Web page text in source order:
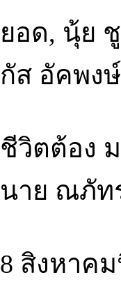
ยอด, นุ้ย
กัส อัคพง
ชีวิตต้อง
นาย ณภัท
8 สิงหาค